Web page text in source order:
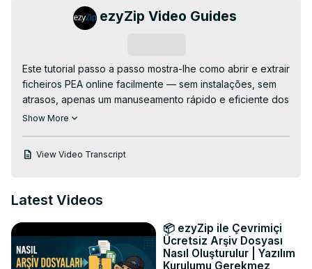
ezyZip Video Guides
Este tutorial passo a passo mostra-lhe como abrir e extrair
ficheiros PEA online facilmente — sem instalações, sem
atrasos, apenas um manuseamento rápido e eficiente dos
ficheiros! Perfeito para gerir ficheiros PEA quando tem
https://www.ezyzip.com/descompactar-ficheiros-pea-
- Carregue o seu ficheiro PEA — clique em "Selecionar
ficheiro PEA para abrir" ou simplesmente arraste e largue
na área de upload.
- Aguarde um momento — a extração automática terá
Show More
View Video Transcript
Latest Videos
📦 ezyZip ile Çevrimiçi
Ücretsiz Arşiv Dosyası
Nasıl Oluşturulur | Yazılım
Kurulumu Gerekmez